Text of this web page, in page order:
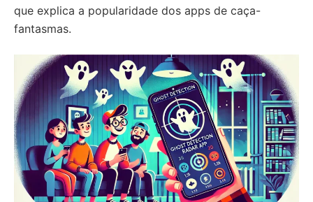
que explica a popularidade dos apps de caça-
fantasmas.